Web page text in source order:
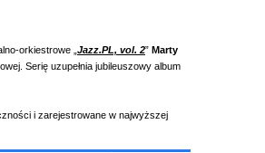
„Jazz.PL, vol. 2” Marty
Serię uzupełnia jubileuszowy album
i zarejestrowane w najwyższej